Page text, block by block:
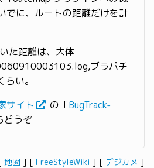
でに、ルートの距離だけを計
た距離は、大体
ブラパチ
い。
サイト の「BugTrack-
どうぞ
地図 ] [ FreeStyleWiki ] [ デジカメ ]